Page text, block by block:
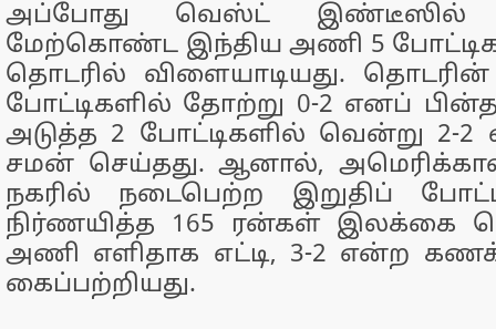
அப்போது வெஸ்ட் இண்டீஸில்
மேற்கொண்ட இந்திய அணி 5
தொடரில் விளையாடியது.
போட்டிகளில் தோற்று 0-2 எனப்
அடுத்த 2 போட்டிகளில் வென்று 2-
சமன் செய்தது. ஆனால்,
நகரில் நடைபெற்ற இறுதிப்
நிர்ணயித்த 165 ரன்கள்
அணி எளிதாக எட்டி, 3-2 என்ற
கைப்பற்றியது.